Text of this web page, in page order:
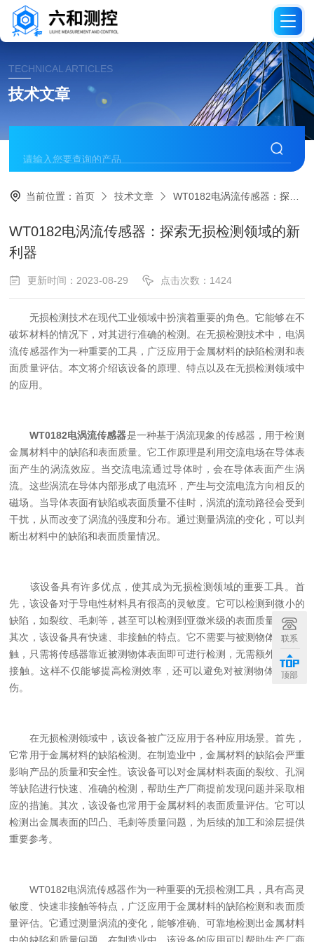
TECHNICAL ARTICLES
技术文章
当前位置：首页 技术文章 WT0182电涡流传感器：探索无损检测领域的新利器
WT0182电涡流传感器：探索无损检测领域的新
利器
更新时间：2023-08-29 点击次数：1424
无损检测技术在现代工业领域中扮演着重要的角色。它能够在不
破坏材料的情况下，对其进行准确的检测。在无损检测技术中，电涡
流传感器作为一种重要的工具，广泛应用于金属材料的缺陷检测和表
面质量评估。本文将介绍该设备的原理、特点以及在无损检测领域中
的应用。
WT0182电涡流传感器是一种基于涡流现象的传感器，用于检测
金属材料中的缺陷和表面质量。它工作原理是利用交流电场在导体表
面产生的涡流效应。当交流电流通过导体时，会在导体表面产生涡
流。这些涡流在导体内部形成了电流环，产生与交流电流方向相反的
磁场。当导体表面有缺陷或表面质量不佳时，涡流的流动路径会受到
干扰，从而改变了涡流的强度和分布。通过测量涡流的变化，可以判
断出材料中的缺陷和表面质量情况。
该设备具有许多优点，使其成为无损检测领域的重要工具。首
先，该设备对于导电性材料具有很高的灵敏度。它可以检测到微小的
缺陷，如裂纹、毛刺等，甚至可以检测到亚微米级的表面质量变化。
其次，该设备具有快速、非接触的特点。它不需要与被测物体直接接
触，只需将传感器靠近被测物体表面即可进行检测，无需额外的物理
接触。这样不仅能够提高检测效率，还可以避免对被测物体造成损
伤。
在无损检测领域中，该设备被广泛应用于各种应用场景。首先，
它常用于金属材料的缺陷检测。在制造业中，金属材料的缺陷会严重
影响产品的质量和安全性。该设备可以对金属材料表面的裂纹、孔洞
等缺陷进行快速、准确的检测，帮助生产厂商提前发现问题并采取相
应的措施。其次，该设备也常用于金属材料的表面质量评估。它可以
检测出金属表面的凹凸、毛刺等质量问题，为后续的加工和涂层提供
重要参考。
WT0182电涡流传感器作为一种重要的无损检测工具，具有高灵
敏度、快速非接触等特点，广泛应用于金属材料的缺陷检测和表面质
量评估。它通过测量涡流的变化，能够准确、可靠地检测出金属材料
联系
顶部